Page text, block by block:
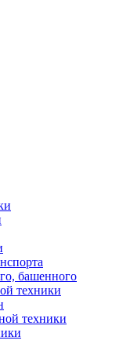
башенного
техники
техники